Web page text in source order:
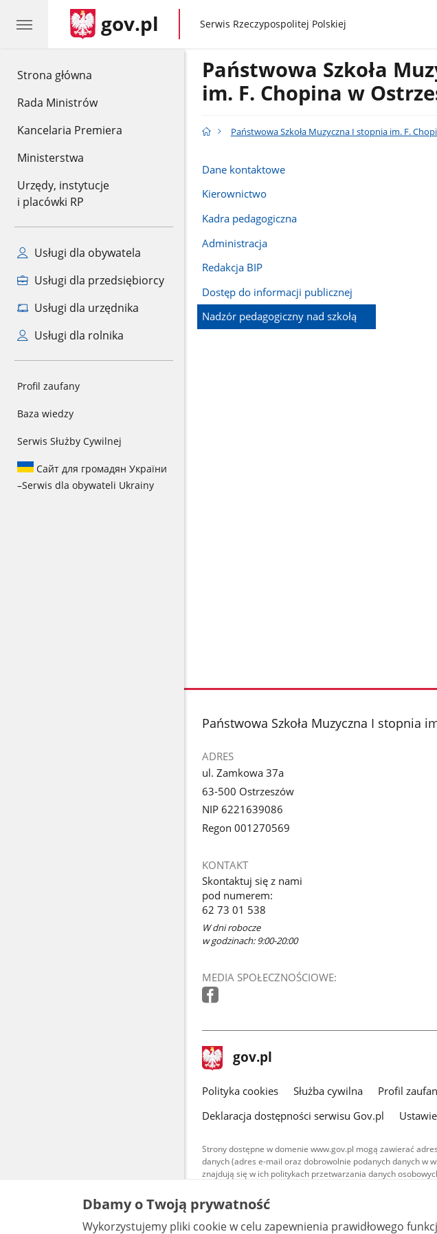
Strona główna
Rada Ministrów
Kancelaria Premiera
Ministerstwa
Urzędy, instytucje
i placówki RP
Usługi dla obywatela
Usługi dla przedsiębiorcy
Usługi dla urzędnika
Usługi dla rolnika
Profil zaufany
Baza wiedzy
Serwis Służby Cywilnej
Сайт для громадян України
–Serwis dla obywateli Ukrainy
gov.pl gov.pl
Serwis Rzeczypospolitej Polskiej
Państwowa Szkoła
im. F. Chopina w
Państwowa Szkoła Muzyczna I stopnia im. F.
Dane kontaktowe
Kierownictwo
Kadra pedagogiczna
Administracja
Redakcja BIP
Dostęp do informacji publicznej
Nadzór pedagogiczny nad szkołą
stopka
Państwowa Szkoła Muzyczna I stopnia
ADRES
ul. Zamkowa 37a
63-500 Ostrzeszów
NIP 6221639086
Regon 001270569
KONTAKT
Skontaktuj się z nami
pod numerem:
62 73 01 538
W dni robocze
w godzinach: 9:00-20:00
MEDIA SPOŁECZNOŚCIOWE:
stopka
gov.pl Strona
gov.pl
gov.pl
Polityka cookies Służba cywilna Profil
Deklaracja dostępności serwisu Gov.pl
Strony dostępne w domenie www.gov.pl mogą zawierać
danych (adres e-mail oraz dobrowolnie podanych danych w
znajdują się w ich politykach przetwarzania danych
Treści tekstowe publikowane w serwisie (z
udostępniane na licencji typu Creative
warunkach 4.0 (CC BY-SA 4.0). Materiały
są udostępniane na licencji typu Creative
Dbamy o Twoją prywatność
Wykorzystujemy pliki cookie w celu zapewnienia prawidłowego